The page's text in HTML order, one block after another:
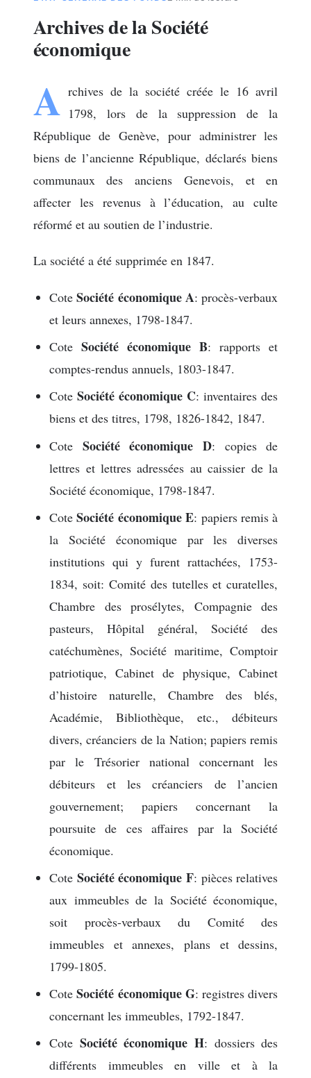
Archives de la Société
économique
A rchives de la société créée le 16 avril
1798, lors de la suppression de la
République de Genève, pour administrer les
biens de l’ancienne République, déclarés biens
communaux des anciens Genevois, et en
affecter les revenus à l’éducation, au culte
réformé et au soutien de l’industrie.
La société a été supprimée en 1847.
CoteSociété économique A: procès-verbaux
et leurs annexes, 1798-1847.
CoteSociété économique B: rapports et
comptes-rendus annuels, 1803-1847.
CoteSociété économique C: inventaires des
biens et des titres, 1798, 1826-1842, 1847.
Cote Société économique D: copies de
lettres et lettres adressées au caissier de la
Société économique, 1798-1847.
CoteSociété économique E: papiers remis à
la Société économique par les diverses
institutions qui y furent rattachées, 1753-
1834, soit: Comité des tutelles et curatelles,
Chambre des prosélytes, Compagnie des
pasteurs, Hôpital général, Société des
catéchumènes, Société maritime, Comptoir
patriotique, Cabinet de physique, Cabinet
d’histoire naturelle, Chambre des blés,
Académie, Bibliothèque, etc., débiteurs
divers, créanciers de la Nation; papiers remis
par le Trésorier national concernant les
débiteurs et les créanciers de l’ancien
gouvernement; papiers concernant la
poursuite de ces affaires par la Société
économique.
Cote Société économique F: pièces relatives
aux immeubles de la Société économique,
soit procès-verbaux du Comité des
immeubles et annexes, plans et dessins,
1799-1805.
CoteSociété économique G: registres divers
concernant les immeubles, 1792-1847.
Cote Société économique H: dossiers des
différents immeubles en ville et à la